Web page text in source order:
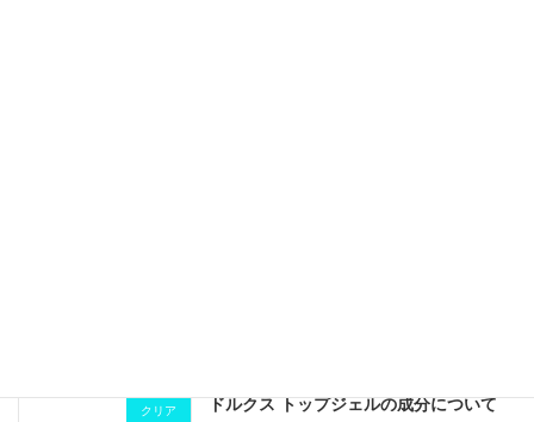
クリア ドルクス トップジェルの成分について